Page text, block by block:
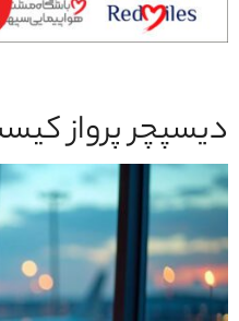
دیسپچر پرواز